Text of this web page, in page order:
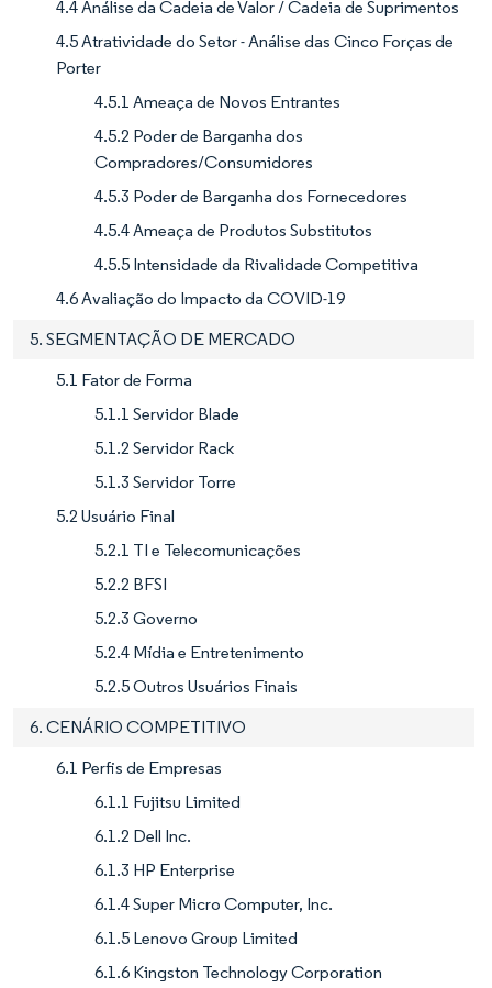
4.4 Análise da Cadeia de Valor / Cadeia de Suprimentos
4.5 Atratividade do Setor - Análise das Cinco Forças de
Porter
4.5.1 Ameaça de Novos Entrantes
4.5.2 Poder de Barganha dos
Compradores/Consumidores
4.5.3 Poder de Barganha dos Fornecedores
4.5.4 Ameaça de Produtos Substitutos
4.5.5 Intensidade da Rivalidade Competitiva
4.6 Avaliação do Impacto da COVID-19
5. SEGMENTAÇÃO DE MERCADO
5.1 Fator de Forma
5.1.1 Servidor Blade
5.1.2 Servidor Rack
5.1.3 Servidor Torre
5.2 Usuário Final
5.2.1 TI e Telecomunicações
5.2.2 BFSI
5.2.3 Governo
5.2.4 Mídia e Entretenimento
5.2.5 Outros Usuários Finais
6. CENÁRIO COMPETITIVO
6.1 Perfis de Empresas
6.1.1 Fujitsu Limited
6.1.2 Dell Inc.
6.1.3 HP Enterprise
6.1.4 Super Micro Computer, Inc.
6.1.5 Lenovo Group Limited
6.1.6 Kingston Technology Corporation